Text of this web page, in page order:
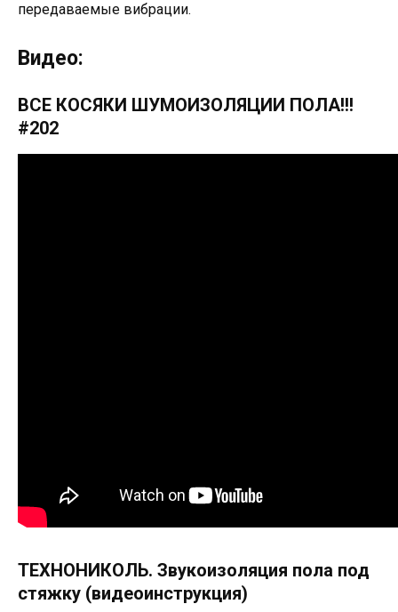
передаваемые вибрации.
Видео:
ВСЕ КОСЯКИ ШУМОИЗОЛЯЦИИ ПОЛА!!!
#202
ТЕХНОНИКОЛЬ. Звукоизоляция пола под
стяжку (видеоинструкция)